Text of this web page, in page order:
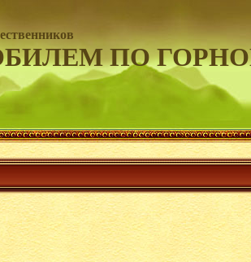
ПО